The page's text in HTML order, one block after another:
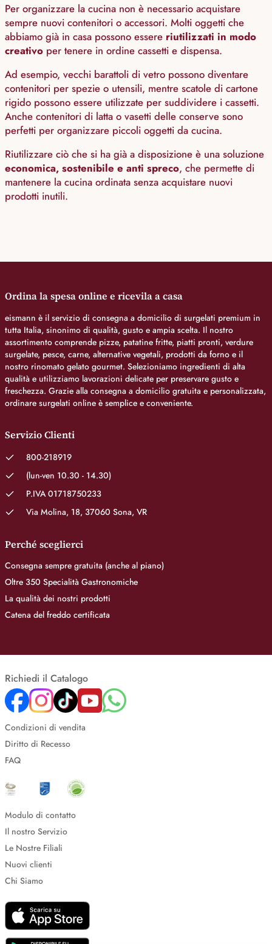
Per organizzare la cucina non è necessario acquistare
sempre nuovi contenitori o accessori. Molti oggetti che
abbiamo già in casa possono essere riutilizzati in modo
creativo per tenere in ordine cassetti e dispensa.
Ad esempio, vecchi barattoli di vetro possono diventare
contenitori per spezie o utensili, mentre scatole di cartone
rigido possono essere utilizzate per suddividere i cassetti.
Anche contenitori di latta o vasetti delle conserve sono
perfetti per organizzare piccoli oggetti da cucina.
Riutilizzare ciò che si ha già a disposizione è una soluzione
economica, sostenibile e anti spreco, che permette di
mantenere la cucina ordinata senza acquistare nuovi
prodotti inutili.
Ordina la spesa online e ricevila a casa
eismann è il servizio di consegna a domicilio di surgelati premium in
tutta Italia, sinonimo di qualità, gusto e ampia scelta. Il nostro
assortimento comprende pizze, patatine fritte, piatti pronti, verdure
surgelate, pesce, carne, alternative vegetali, prodotti da forno e il
nostro rinomato gelato gourmet. Selezioniamo ingredienti di alta
qualità e utilizziamo lavorazioni delicate per preservare gusto e
freschezza. Grazie alla consegna a domicilio gratuita e personalizzata,
ordinare surgelati online è semplice e conveniente.
Servizio Clienti
800-218919
(lun-ven 10.30 - 14.30)
P.IVA 01718750233
Via Molina, 18, 37060 Sona, VR
Perché sceglierci
Consegna sempre gratuita (anche al piano)
Oltre 350 Specialità Gastronomiche
La qualità dei nostri prodotti
Catena del freddo certificata
Richiedi il Catalogo
Condizioni di vendita
Diritto di Recesso
FAQ
Modulo di contatto
Il nostro Servizio
Le Nostre Filiali
Nuovi clienti
Chi Siamo